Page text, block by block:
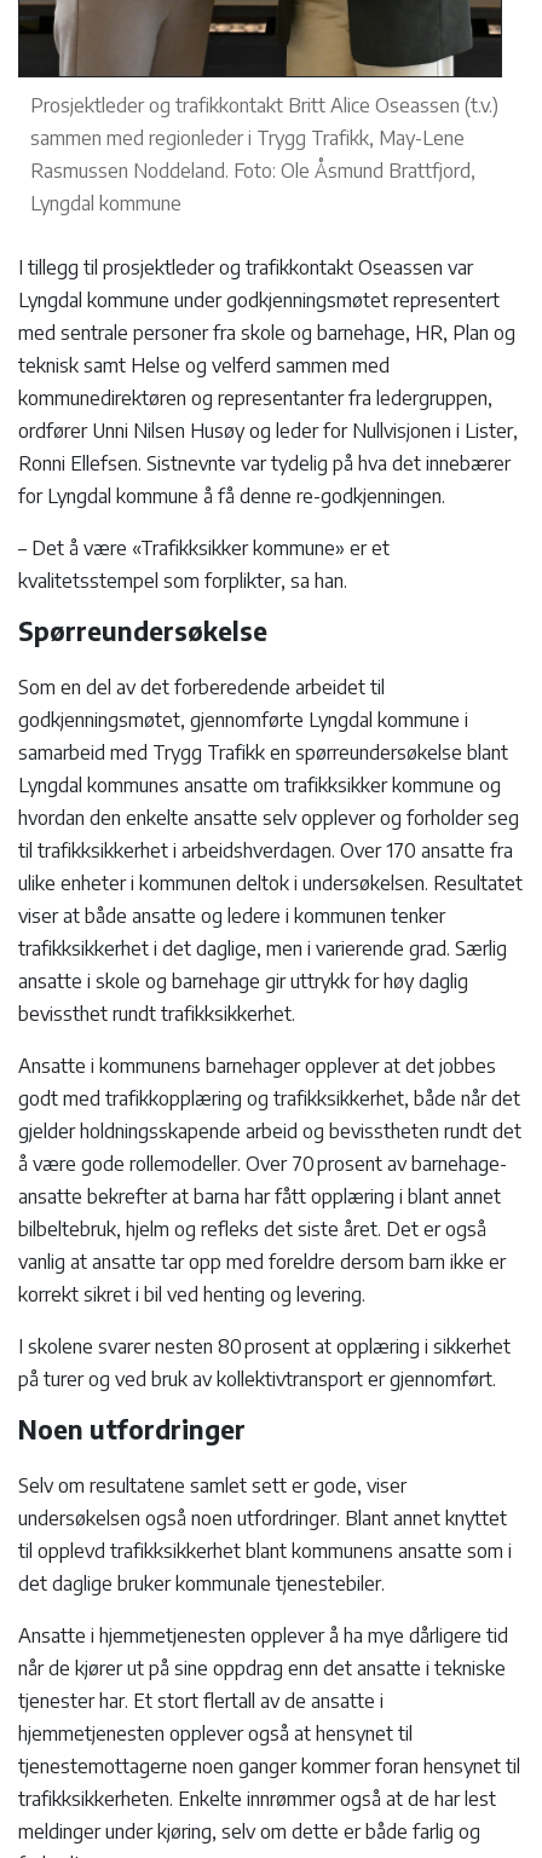
Prosjektleder og trafikkontakt Britt Alice Oseassen (t.v.)
sammen med regionleder i Trygg Trafikk, May-Lene
Rasmussen Noddeland. Foto: Ole Åsmund Brattfjord,
Lyngdal kommune
I tillegg til prosjektleder og trafikkontakt Oseassen var
Lyngdal kommune under godkjenningsmøtet representert
med sentrale personer fra skole og barnehage, HR, Plan og
teknisk samt Helse og velferd sammen med
kommunedirektøren og representanter fra ledergruppen,
ordfører Unni Nilsen Husøy og leder for Nullvisjonen i Lister,
Ronni Ellefsen. Sistnevnte var tydelig på hva det innebærer
for Lyngdal kommune å få denne re-godkjenningen.
– Det å være «Trafikksikker kommune» er et
kvalitetsstempel som forplikter, sa han.
Spørreundersøkelse
Som en del av det forberedende arbeidet til
godkjenningsmøtet, gjennomførte Lyngdal kommune i
samarbeid med Trygg Trafikk en spørreundersøkelse blant
Lyngdal kommunes ansatte om trafikksikker kommune og
hvordan den enkelte ansatte selv opplever og forholder seg
til trafikksikkerhet i arbeidshverdagen. Over 170 ansatte fra
ulike enheter i kommunen deltok i undersøkelsen. Resultatet
viser at både ansatte og ledere i kommunen tenker
trafikksikkerhet i det daglige, men i varierende grad. Særlig
ansatte i skole og barnehage gir uttrykk for høy daglig
bevissthet rundt trafikksikkerhet.
Ansatte i kommunens barnehager opplever at det jobbes
godt med trafikkopplæring og trafikksikkerhet, både når det
gjelder holdningsskapende arbeid og bevisstheten rundt det
å være gode rollemodeller. Over 70 prosent av barnehage-
ansatte bekrefter at barna har fått opplæring i blant annet
bilbeltebruk, hjelm og refleks det siste året. Det er også
vanlig at ansatte tar opp med foreldre dersom barn ikke er
korrekt sikret i bil ved henting og levering.
I skolene svarer nesten 80 prosent at opplæring i sikkerhet
på turer og ved bruk av kollektivtransport er gjennomført.
Noen utfordringer
Selv om resultatene samlet sett er gode, viser
undersøkelsen også noen utfordringer. Blant annet knyttet
til opplevd trafikksikkerhet blant kommunens ansatte som i
det daglige bruker kommunale tjenestebiler.
Ansatte i hjemmetjenesten opplever å ha mye dårligere tid
når de kjører ut på sine oppdrag enn det ansatte i tekniske
tjenester har. Et stort flertall av de ansatte i
hjemmetjenesten opplever også at hensynet til
tjenestemottagerne noen ganger kommer foran hensynet til
trafikksikkerheten. Enkelte innrømmer også at de har lest
meldinger under kjøring, selv om dette er både farlig og